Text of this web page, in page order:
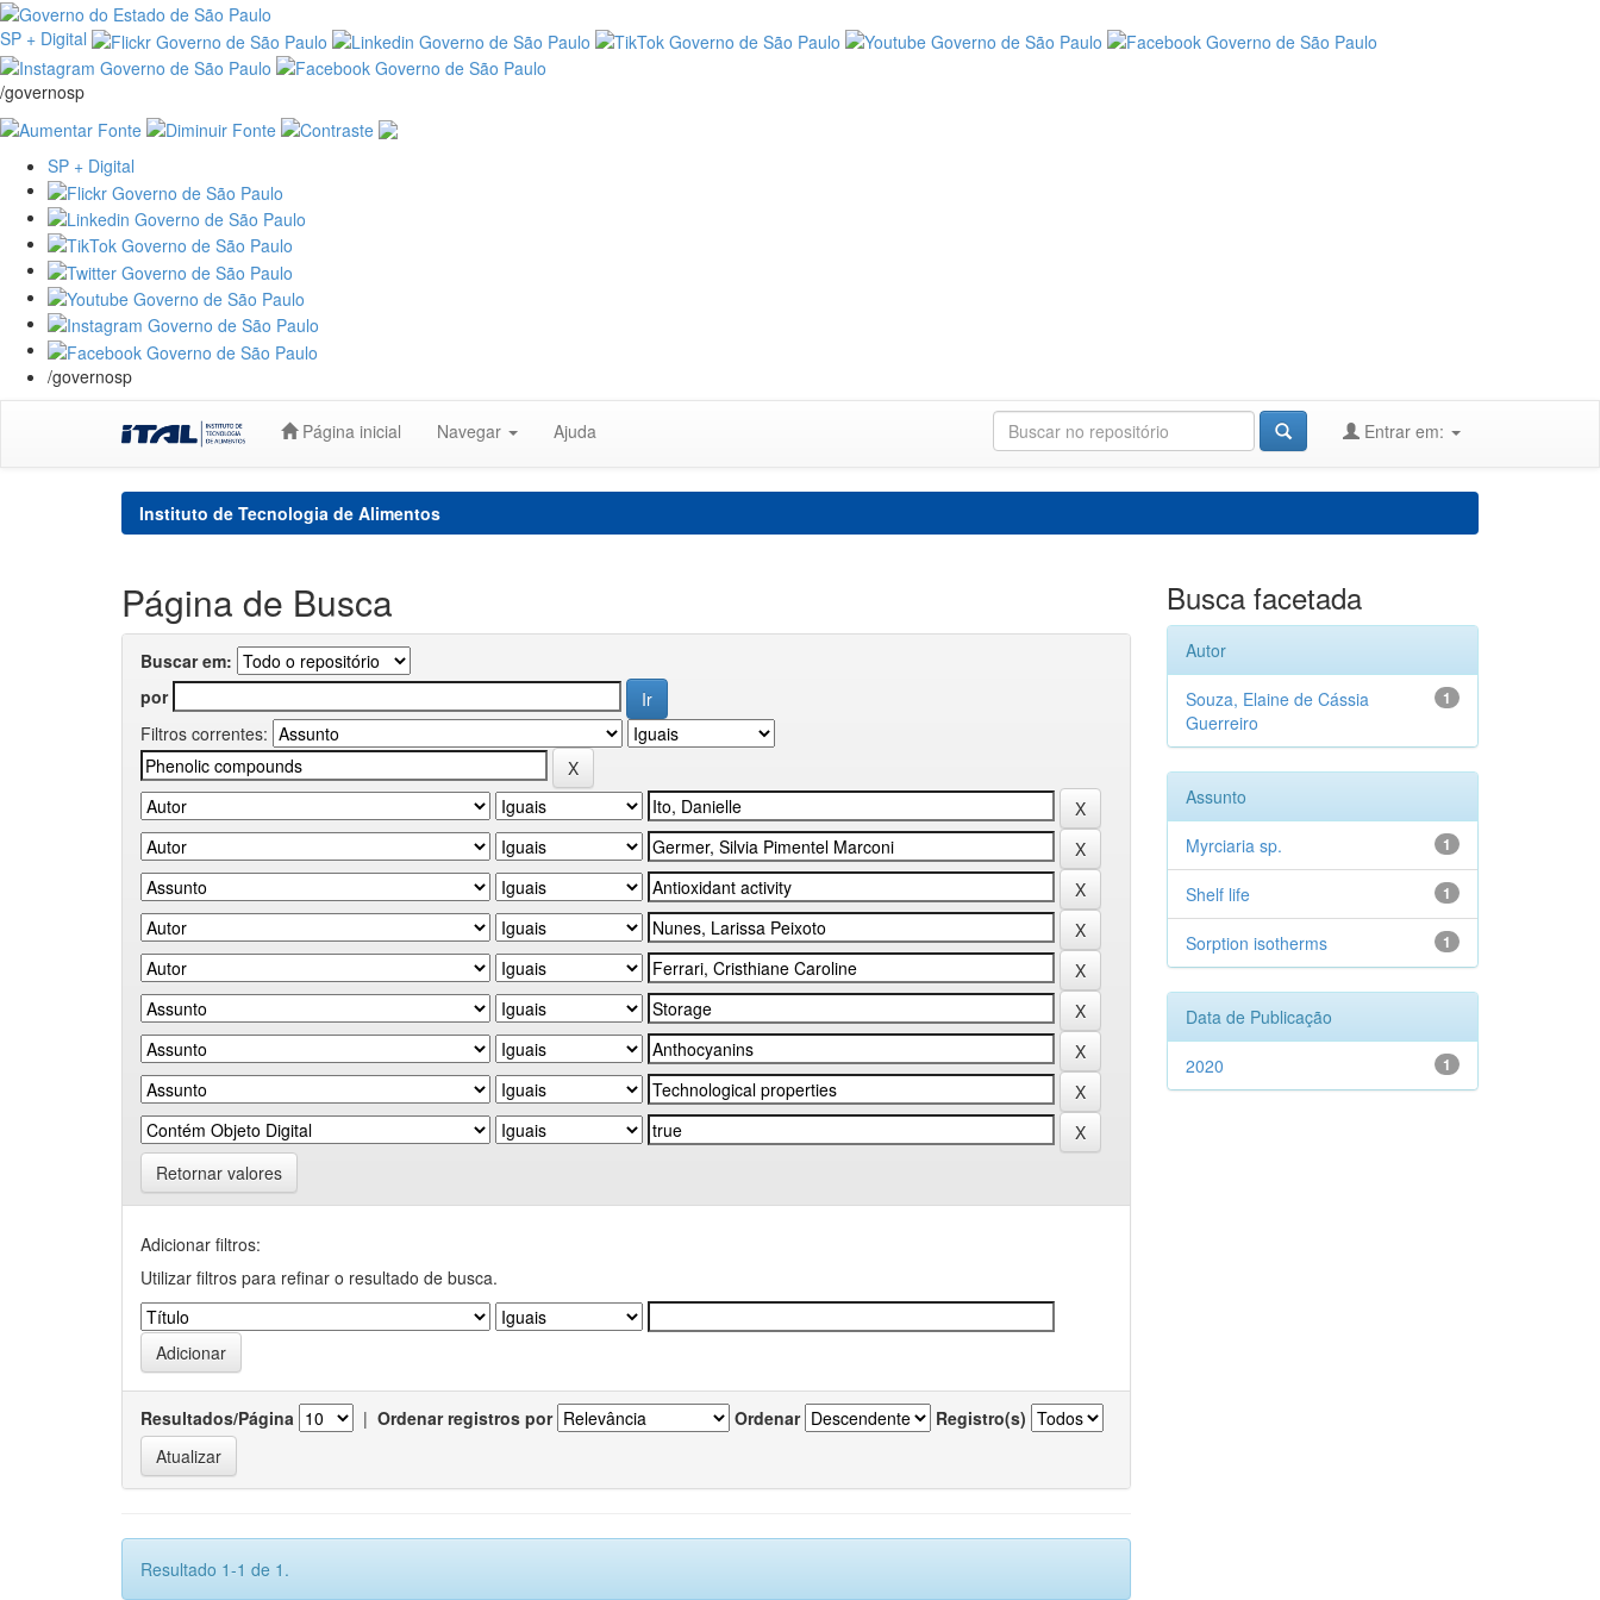
SP + Digital
/governosp
SP + Digital
/governosp
Página inicial Navegar Ajuda Entrar em:
Instituto de Tecnologia de Alimentos
Página de Busca
Buscar em:
por
Filtros correntes:
Retornar valores
Adicionar filtros:
Utilizar filtros para refinar o resultado de busca.
Resultados/Página | Ordenar registros por Ordenar Registro(s)
Resultado 1-1 de 1.
Busca facetada
Autor
1
Souza, Elaine de Cássia
Guerreiro
Assunto
1
Myrciaria sp.
1
Shelf life
1
Sorption isotherms
Data de Publicação
1
2020